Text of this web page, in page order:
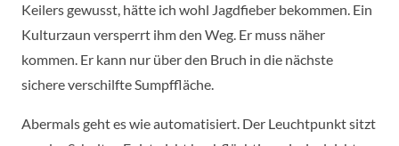
Keilers gewusst, hätte ich wohl Jagdfieber bekommen. Ein
Kulturzaun versperrt ihm den Weg. Er muss näher
kommen. Er kann nur über den Bruch in die nächste
sichere verschilfte Sumpffläche.
Abermals geht es wie automatisiert. Der Leuchtpunkt sitzt